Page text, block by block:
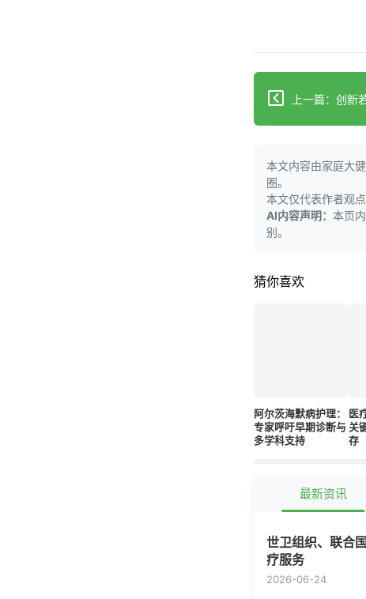
本文内容由家庭大
圈。
本文仅代表作者观
AI内容声明： 本页
别。
猜你喜欢
阿尔茨海默病护理：
专家呼吁早期诊断与
多学科支持
医
关
存
最新资讯
世卫组织、联合
疗服务
2026-06-24